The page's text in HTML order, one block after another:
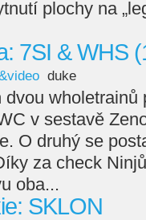
plochy na
7SI & WHS
duke
wholetrainů
v sestavě
O druhý se
za check
oba...
SKLON